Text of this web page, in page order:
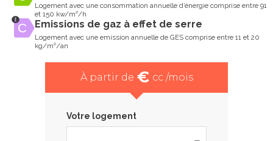
Logement avec une consommation annuelle d’énergie comprise entre 91
et 150 kw/m²/h
Emissions de gaz à effet de serre
Logement avec une emission annuelle de GES comprise entre 11 et 20
kg/m²/an
À partir de € cc /mois
Votre logement